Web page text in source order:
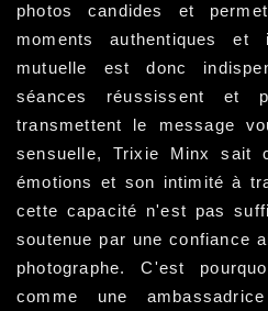
photos candides et
moments authentiques et
mutuelle est donc
séances réussissent et
transmettent le message
sensuelle, Trixie Minx sait
émotions et son intimité à
cette capacité n'est pas
soutenue par une confiance
photographe. C'est
comme une